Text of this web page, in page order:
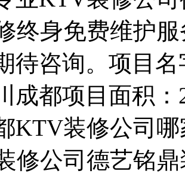
终身免费维护
待咨询。项目
成都项目面积
KTV装修公司
修公司德艺铭